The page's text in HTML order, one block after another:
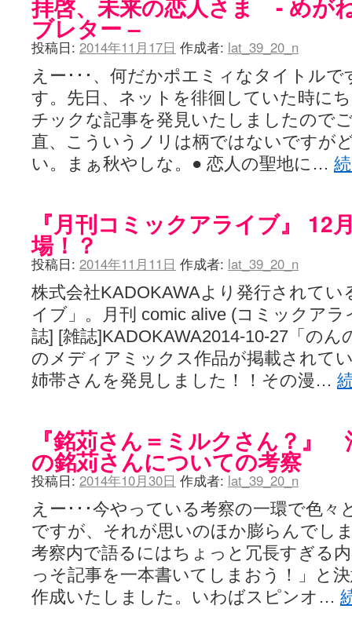
拝啓、未来の恋人さま - めが
ブレター –
投稿日: 2014年11月17日 作成者: lat_39_20_n
えー･･･、何だかポエミィなタイトル
す。先日、ネットを徘徊していた時に
チックな記事を発見いたしましたので
直、こういうノリは柄ではないですが
い。まぁ秋やしな。● 恋人の聖地に…
『月刊コミックアライブ』 12
場！？
投稿日: 2014年11月11日 作成者: lat_39_20_n
株式会社KADOKAWAより発行されて
イブ」。月刊 comic alive (コミックアラ
誌] [雑誌]KADOKAWA2014-10-27「の
のメディアミックス作品が掲載されて
姉帯さんを発見しました！！その漫…
『銘苅さん＝ミルクさん？』
の銘苅さんについての考察
投稿日: 2014年10月30日 作成者: lat_39_20_n
えー･･･今やっている考察の一環で色々
ですが、それが思いのほか膨らんでし
考察内で語るにはちょっと冗長すぎる
っそ記事を一本書いてしまおう！」と
作成いたしました。いわばスピンオ…